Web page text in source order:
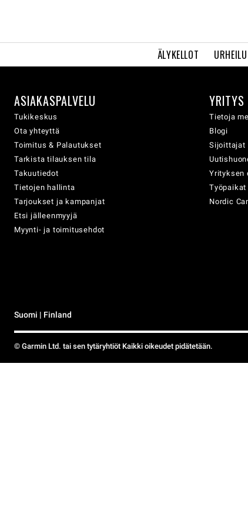
ÄLYKELLOT
ASIAKASPALVELU
Tukikeskus
Ota yhteyttä
Toimitus & Palautukset
Tarkista tilauksen tila
Takuutiedot
Tietojen hallinta
Tarjoukset ja kampanjat
Etsi jälleenmyyjä
Myynti- ja toimitusehdot
YRITYS
Tietoja
Blogi
Sijoittajat
Yrityksen
Työpaikat
Nordic
Suomi | Finland
© Garmin Ltd. tai sen tytäryhtiöt Kaikki oikeudet pidätetään.